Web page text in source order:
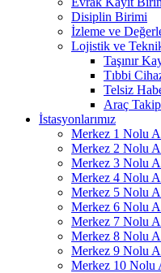
Disiplin Birimi
İzleme ve
Lojistik ve
Taşınır
Tıbbi
Telsiz
Araç
İstasyonlarımız
Merkez 1 Nolu
Merkez 2 Nolu
Merkez 3 Nolu
Merkez 4 Nolu
Merkez 5 Nolu
Merkez 6 Nolu
Merkez 7 Nolu
Merkez 8 Nolu
Merkez 9 Nolu
Merkez 10 Nolu